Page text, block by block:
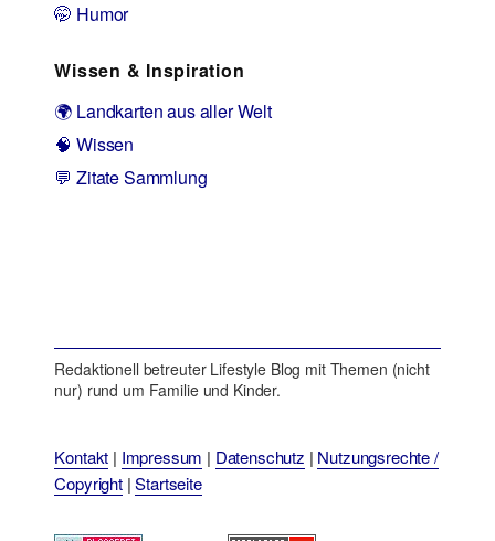
🤭 Humor
Wissen & Inspiration
🌍 Landkarten aus aller Welt
🧠 Wissen
💬 Zitate Sammlung
Redaktionell betreuter Lifestyle Blog mit Themen (nicht
nur) rund um Familie und Kinder.
Kontakt | Impressum | Datenschutz | Nutzungsrechte /
Copyright|Startseite